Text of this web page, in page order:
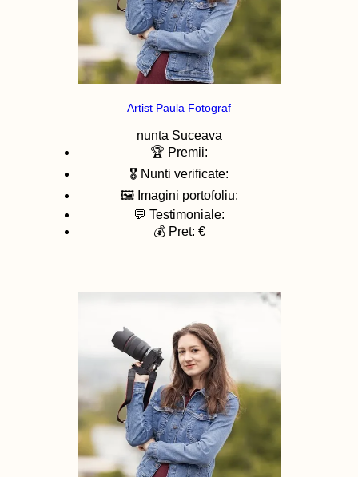
Artist Paula Fotograf
nunta Suceava
🏆 Premii:
🎖️ Nunti verificate:
🖼️ Imagini portofoliu:
💬 Testimoniale:
💰 Pret: €